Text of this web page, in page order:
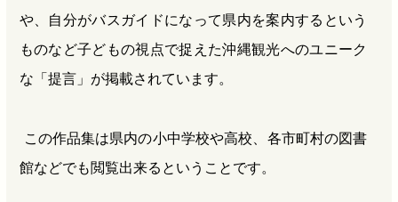
や、自分がバスガイドになって県内を案内するという
ものなど子どもの視点で捉えた沖縄観光へのユニーク
な「提言」が掲載されています。
この作品集は県内の小中学校や高校、各市町村の図書
館などでも閲覧出来るということです。